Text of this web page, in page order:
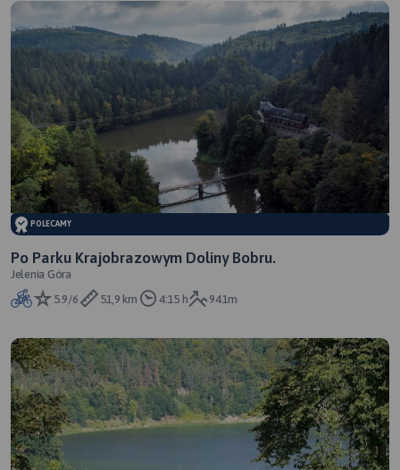
POLECAMY
Po Parku Krajobrazowym Doliny Bobru.
Jelenia Góra
5.9/6
51,9 km 4:15 h 941m